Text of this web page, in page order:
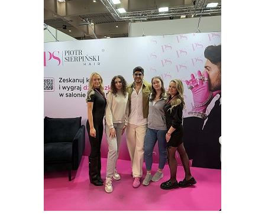
STATUTY SZKOŁY
PLAN IMPREZ I UROCZYSTOŚCI SZKOLNYCH 2025-2026
SZKOLNE PLANY NAUCZANIA 2025/2026
REGULAMINY SZKOŁY
PROGRAM PRACY SZKOŁY 2025-2026
STANDARDY OCHRONY MAŁOLETNICH ZS GORZÓW ŚL.
RAPORT O STANIE ZAPEWNIENIA DOSTĘPNOŚCI PODMIOTU
PUBLICZNEGO
PLANU LEKCJI OD 16.03.2026
WYKAZ PODRĘCZNIKÓW DLA I, II, III, IV, V KLASY 2025/2026